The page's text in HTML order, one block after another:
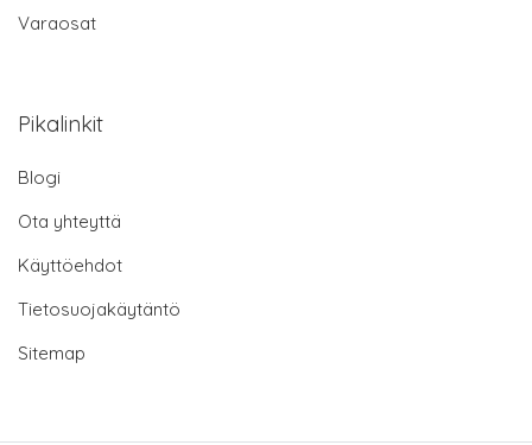
Varaosat
Pikalinkit
Blogi
Ota yhteyttä
Käyttöehdot
Tietosuojakäytäntö
Sitemap